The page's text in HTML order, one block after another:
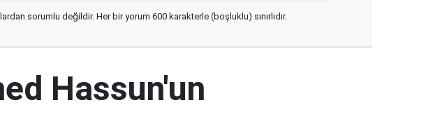
sorumlu değildir. Her bir yorum 600 karakterle (boşluklu) sınırlıdır.
Hassun'un